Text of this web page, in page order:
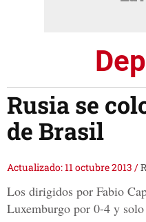
Rusia se
de Brasil
Actualizado: 11 octubre 2013 /
Los dirigidos por Fabio
Luxemburgo por 0-4 y